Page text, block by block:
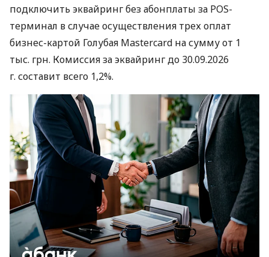
подключить эквайринг без абонплаты за POS-
терминал в случае осуществления трех оплат
бизнес-картой Голубая Mastercard на сумму от 1
тыс. грн. Комиссия за эквайринг до 30.09.2026
г. составит всего 1,2%.